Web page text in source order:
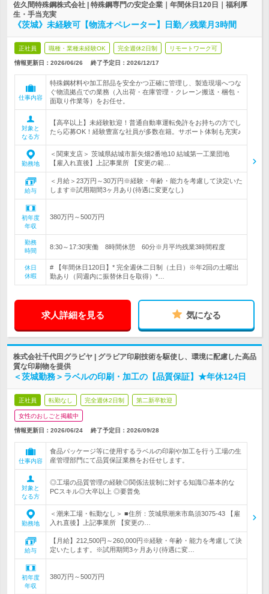
佐久間特殊鋼株式会社 | 特殊鋼専門の安定企業｜年間休日120日｜福利厚
生・手当充実
《茨城》未経験可【物流オペレーター】日勤／残業月3時間
正社員 職種・業種未経験OK 完全週休2日制 リモートワーク可
情報更新日：2026/06/26 終了予定日： 2026/12/17
仕事内容
特殊鋼材料や加工部品を安全かつ正確に管理し、製造現場へつな
ぐ物流拠点での業務（入出荷・在庫管理・クレーン搬送・梱包・
面取り作業等）をお任せ。
対象と
なる方
【高卒以上】未経験歓迎！普通自動車運転免許をお持ちの方でし
たら応募OK！経験豊富な社員が多数在籍。サポート体制も充実♪
勤務地
＜関東支店＞ 茨城県結城市新矢畑2番地10 結城第一工業団地
【雇入れ直後】上記事業所 【変更の範…
給与
＜月給＞23万円～30万円※経験・年齢・能力を考慮して決定いた
します※試用期間3ヶ月あり(待遇に変更なし)
初年度
年収
380万円～500万円
勤務
時間
8:30～17:30実働 8時間休憩 60分※月平均残業3時間程度
休日
休暇
# 【年間休日120日】* 完全週休二日制（土日）※年2回の土曜出
勤あり（同週内に振替休日を取得）*…
求人詳細を見る 気になる
株式会社千代田グラビヤ | グラビア印刷技術を駆使し、環境に配慮した高品
質な印刷物を提供
＜茨城勤務＞ラベルの印刷・加工の【品質保証】★年休124日
正社員 転勤なし 完全週休2日制 第二新卒歓迎
女性のおしごと掲載中
情報更新日：2026/06/24 終了予定日： 2026/09/28
仕事内容
食品パッケージ等に使用するラベルの印刷や加工を行う工場の生
産管理部門にて品質保証業務をお任せします。
対象と
なる方
◎工場の品質管理の経験◎関係法規制に対する知識◎基本的な
PCスキル◎大卒以上 ◎要普免
勤務地
＜潮来工場・転勤なし＞ ■住所：茨城県潮来市島須3075-43 【雇
入れ直後】上記事業所 【変更の…
給与
【月給】212,500円～260,000円※経験・年齢・能力を考慮して決
定いたします。※試用期間3ヶ月あり(待遇に変…
初年度
年収
380万円～500万円